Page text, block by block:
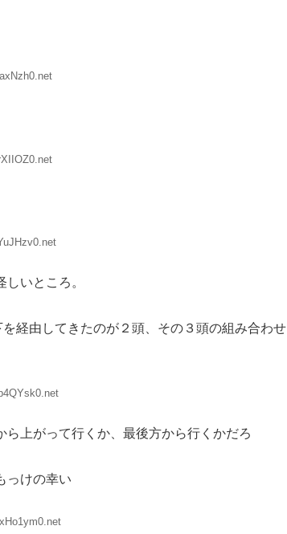
いところ。
経由してきたのが２頭、その３頭の組み合わせ
上がって行くか、最後方から行くかだろ
っけの幸い